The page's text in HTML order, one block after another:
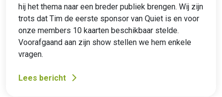
hij het thema naar een breder publiek brengen. Wij zijn
trots dat Tim de eerste sponsor van Quiet is en voor
onze members 10 kaarten beschikbaar stelde.
Voorafgaand aan zijn show stellen we hem enkele
vragen.
Lees bericht